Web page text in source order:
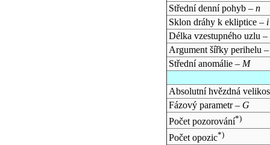
Střední denní pohyb – n
Sklon dráhy k ekliptice – i
Délka vzestupného uzlu –
Argument šířky perihelu
Střední anomálie – M
Absolutní hvězdná
Fázový parametr – G
Počet pozorování*)
Počet opozic*)